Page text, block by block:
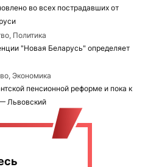
во всех пострадавших от
Политика
"Новая Беларусь" определяет
Экономика
пенсионной реформе и пока к
Львовский